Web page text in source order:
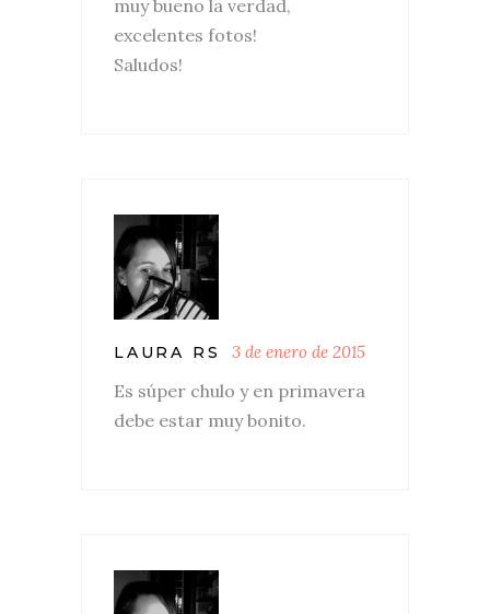
muy bueno la verdad,
excelentes fotos!
Saludos!
LAURA RS 3 de enero de 2015
Es súper chulo y en primavera
debe estar muy bonito.